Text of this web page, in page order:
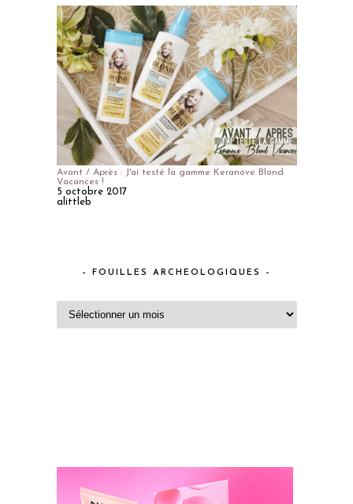
Avant / Après : J'ai testé la gamme Keranove Blond
Vacances !
5 octobre 2017
alittleb
– FOUILLES ARCHEOLOGIQUES –